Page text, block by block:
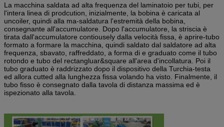
La macchina saldata ad alta frequenza del laminatoio per tubi, per
l'intera linea di prodcution, inizialmente, la bobina è caricata al
uncoiler, quindi alla ma-saldatura l'estremità della bobina,
consegnante all'accumulatore. Dopo l'accumulatore, la striscia è
tirata dall'accumulatore contiousely dalla velocità fissa, è aprire-tubo
formato a formare la macchina, quindi saldato dal saldatore ad alta
frequenza, sbavato, raffreddato, a forma di e graduato come il tubo
rotondo e tubo del rectangluar&square all'area d'incollatura. Poi il
tubo graduato è raddrizzato dopo il dispositivo della Turchia-testa
ed allora cutted alla lunghezza fissa volando ha visto. Finalmente, il
tubo fisso è consegnato dalla tavola di distanza massima ed è
ispezionato alla tavola.